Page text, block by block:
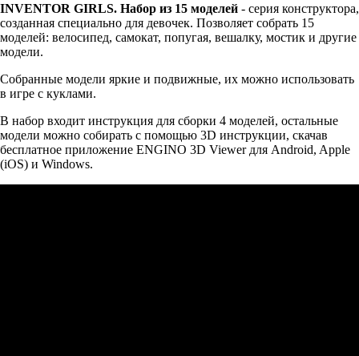
INVENTOR GIRLS. Набор из 15 моделей - серия конструктора,
созданная специально для девочек. Позволяет собрать 15
моделей: велосипед, cамокат, попугая, вешалку, мостик и другие
модели.
Собранные модели яркие и подвижные, их можно использовать
в игре с куклами.
В набор входит инструкция для сборки 4 моделей, остальные
модели можно собирать с помощью 3D инструкции, скачав
бесплатное приложение ENGINO 3D Viewer для Android, Apple
(iOS) и Windows.